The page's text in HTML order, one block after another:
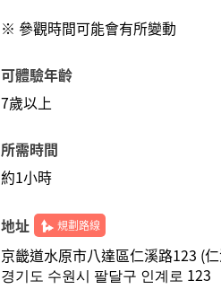
※ 參觀時間可能會有所變動
可體驗年齡
7歲以上
所需時間
約1小時
地址 規劃路線
京畿道水原市八達區仁溪路123 (
경기도 수원시 팔달구 인계로 123